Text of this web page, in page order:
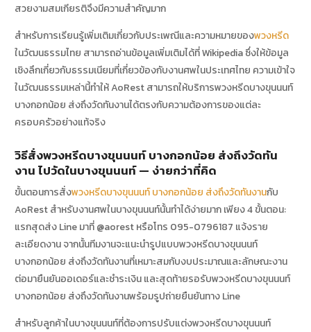
สวยงามสมเกียรติจึงมีความสำคัญมาก
สำหรับการเรียนรู้เพิ่มเติมเกี่ยวกับประเพณีและความหมายของพวงหรีด
ในวัฒนธรรมไทย สามารถอ่านข้อมูลเพิ่มเติมได้ที่ Wikipedia ซึ่งให้ข้อมูล
เชิงลึกเกี่ยวกับธรรมเนียมที่เกี่ยวข้องกับงานศพในประเทศไทย ความเข้าใจ
ในวัฒนธรรมเหล่านี้ทำให้ AoRest สามารถให้บริการพวงหรีดบางขุนนนท์
บางกอกน้อย ส่งถึงวัดทันงานได้ตรงกับความต้องการของแต่ละ
ครอบครัวอย่างแท้จริง
วิธีสั่งพวงหรีดบางขุนนนท์ บางกอกน้อย ส่งถึงวัดทัน
งาน ไปวัดในบางขุนนนท์ — ง่ายกว่าที่คิด
ขั้นตอนการสั่งพวงหรีดบางขุนนนท์ บางกอกน้อย ส่งถึงวัดทันงานกับ
AoRest สำหรับงานศพในบางขุนนนท์นั้นทำได้ง่ายมาก เพียง 4 ขั้นตอน:
แรกสุดส่ง Line มาที่ @aorest หรือโทร 095-0796187 แจ้งราย
ละเอียดงาน จากนั้นทีมงานจะแนะนำรูปแบบพวงหรีดบางขุนนนท์
บางกอกน้อย ส่งถึงวัดทันงานที่เหมาะสมกับงบประมาณและลักษณะงาน
ต่อมายืนยันออเดอร์และชำระเงิน และสุดท้ายรอรับพวงหรีดบางขุนนนท์
บางกอกน้อย ส่งถึงวัดทันงานพร้อมรูปถ่ายยืนยันทาง Line
สำหรับลูกค้าในบางขุนนนท์ที่ต้องการปรับแต่งพวงหรีดบางขุนนนท์